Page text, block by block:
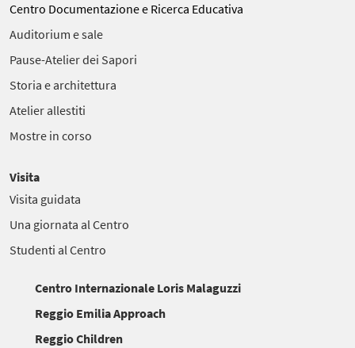
Centro Documentazione e Ricerca Educativa
Auditorium e sale
Pause-Atelier dei Sapori
Storia e architettura
Atelier allestiti
Mostre in corso
Visita
Visita guidata
Una giornata al Centro
Studenti al Centro
Centro Internazionale Loris Malaguzzi
Reggio Emilia Approach
Reggio Children